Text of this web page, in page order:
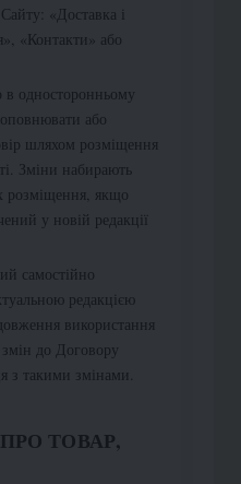
«Доставка і
«Контакти» або
односторонньому
або
шляхом розміщення
Зміни набирають
розміщення, якщо
у новій редакції
самостійно
редакцією
використання
до Договору
з такими змінами.
ТОВАР,